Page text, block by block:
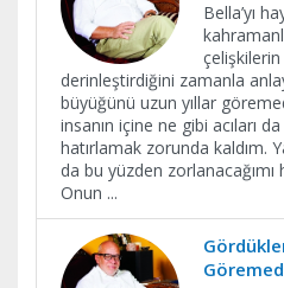
Bella’yı
çelişkilerin
derinleştirdiğini zamanla
büyüğünü uzun yıllar
insanın içine ne gibi acıları
hatırlamak zorunda kaldım.
da bu yüzden
Onun ...